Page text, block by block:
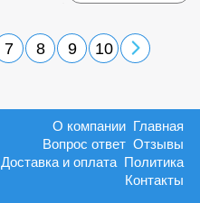
7 8 9 10
Главная
О компании
Отзывы
Вопрос ответ
Политика
Доставка и оплата
Контакты